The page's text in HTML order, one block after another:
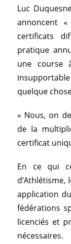
Luc
annoncent «
certificats
pratique
une course
quelque
« Nous, on
de la
certificat
En ce qui
d’Athlétisme,
application
fédérations
licenciés et
nécessaires.